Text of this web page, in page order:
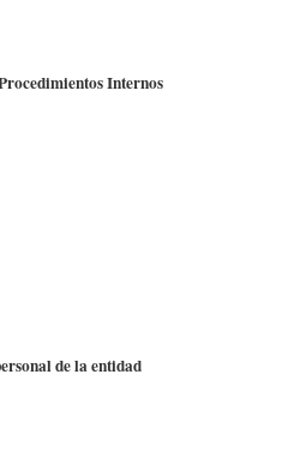
Internos
de la entidad